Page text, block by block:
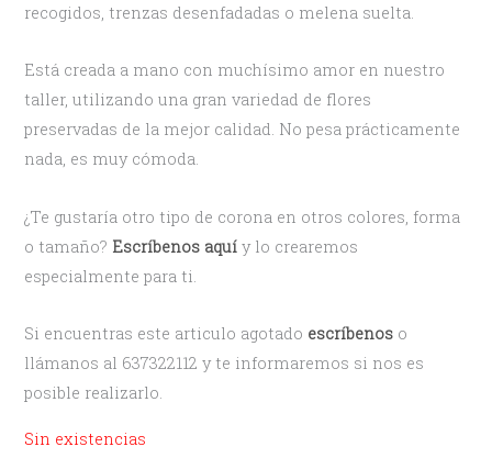
recogidos, trenzas desenfadadas o melena suelta.
Está creada a mano con muchísimo amor en nuestro
taller, utilizando una gran variedad de flores
preservadas de la mejor calidad. No pesa prácticamente
nada, es muy cómoda.
¿Te gustaría otro tipo de corona en otros colores, forma
o tamaño? Escríbenos aquí y lo crearemos
especialmente para ti.
Si encuentras este articulo agotado escríbenos o
llámanos al 637322112 y te informaremos si nos es
posible realizarlo.
Sin existencias